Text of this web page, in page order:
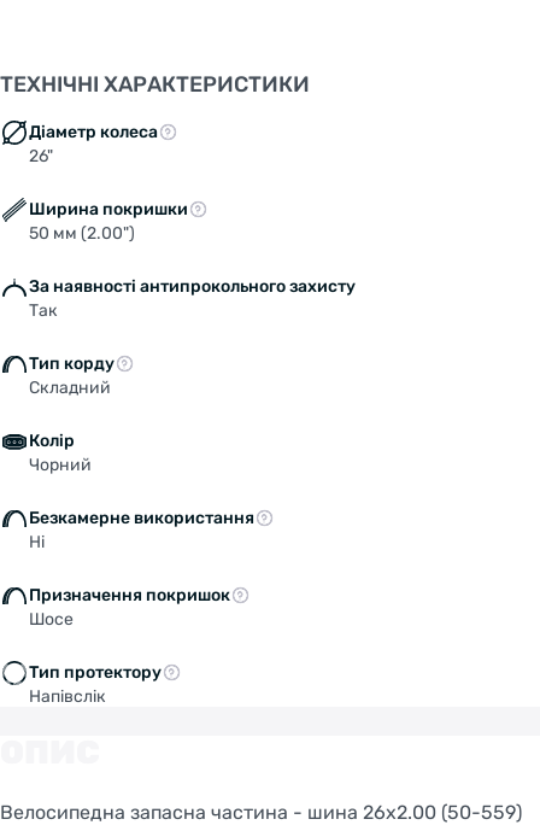
ТЕХНІЧНІ ХАРАКТЕРИСТИКИ
Діаметр колеса
26"
Ширина покришки
50 мм (2.00")
За наявності антипрокольного захисту
Так
Тип корду
Складний
Колір
Чорний
Безкамерне використання
Ні
Призначення покришок
Шосе
Тип протектору
Напівслік
Велосипедна запасна частина - шина 26x2.00 (50-559)